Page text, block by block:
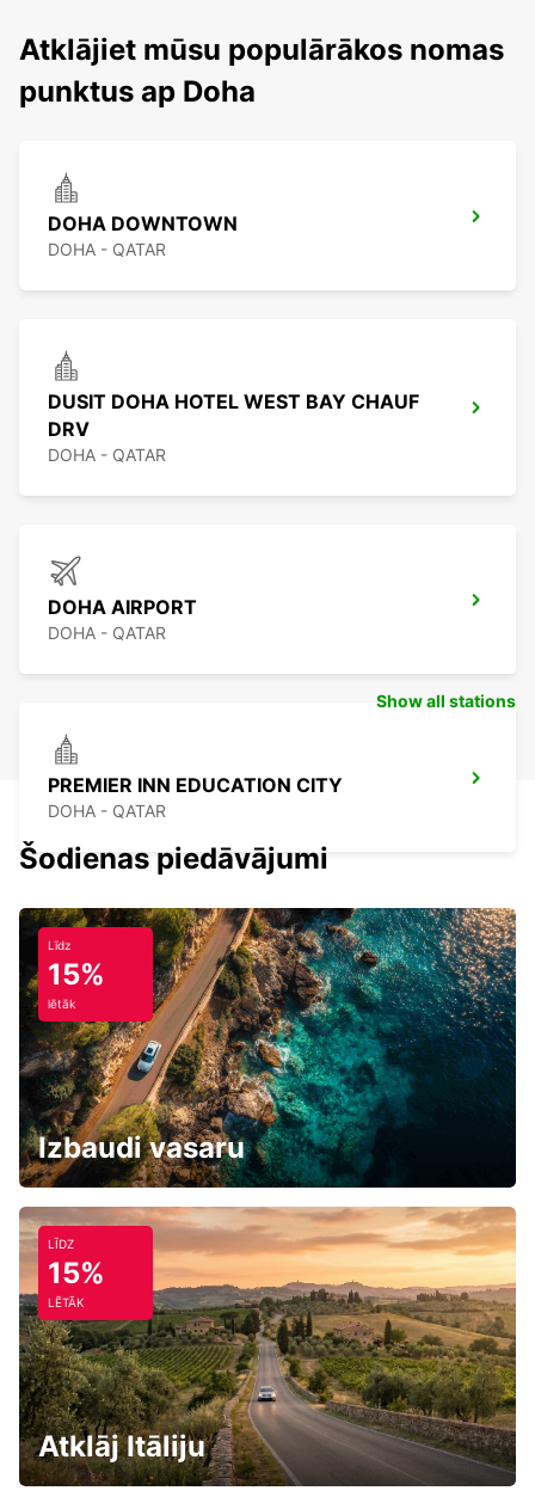
Atklājiet mūsu populārākos nomas
punktus ap Doha
DOHA DOWNTOWN
DOHA - QATAR
DUSIT DOHA HOTEL WEST BAY CHAUF
DRV
DOHA - QATAR
DOHA AIRPORT
DOHA - QATAR
PREMIER INN EDUCATION CITY
DOHA - QATAR
Show all stations
Šodienas piedāvājumi
Līdz
15%
lētāk
Izbaudi vasaru
LĪDZ
15%
LĒTĀK
Atklāj Itāliju